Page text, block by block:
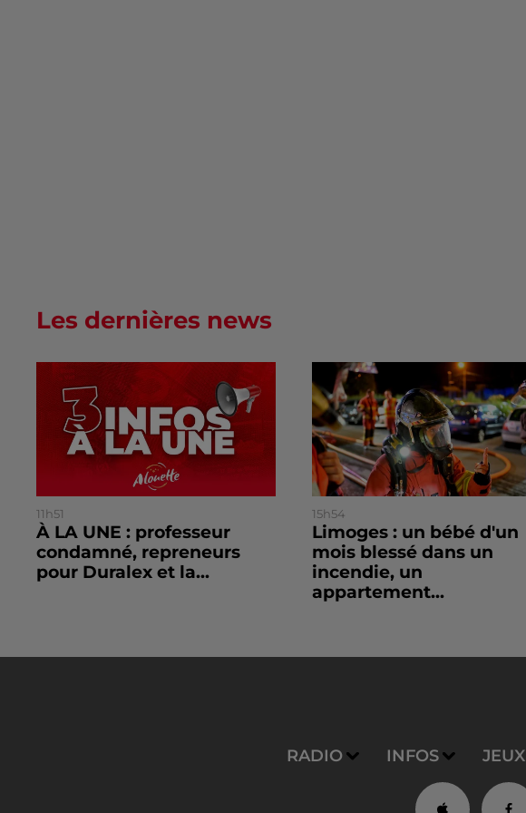
Les dernières news
11h51
À LA UNE : professeur
condamné, repreneurs
pour Duralex et la...
15h54
Limoges : un bébé d'un
mois blessé dans un
incendie, un
appartement...
RADIO INFOS JEUX